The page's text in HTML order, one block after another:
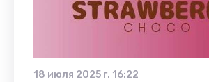
18 июля 2025 г. 16:22